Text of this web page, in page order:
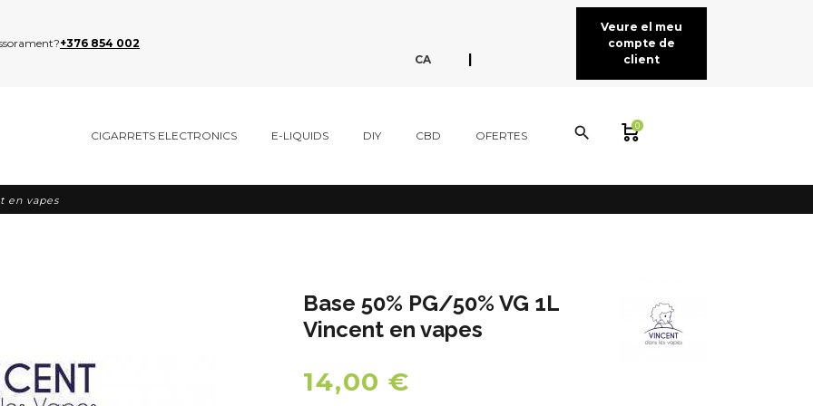
+376 854 002
CA
|
Veure el meu
compte de
client
CIGARRETS ELECTRONICS E-LIQUIDS DIY CBD OFERTES search 0
en vapes
Base 50% PG/50% VG 1L
Vincent en vapes
14,00 €